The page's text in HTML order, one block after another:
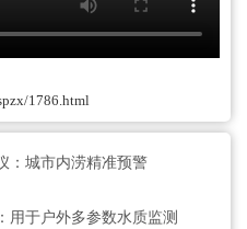
1786.html
：城市内涝精准预警
用于户外多参数水质监测